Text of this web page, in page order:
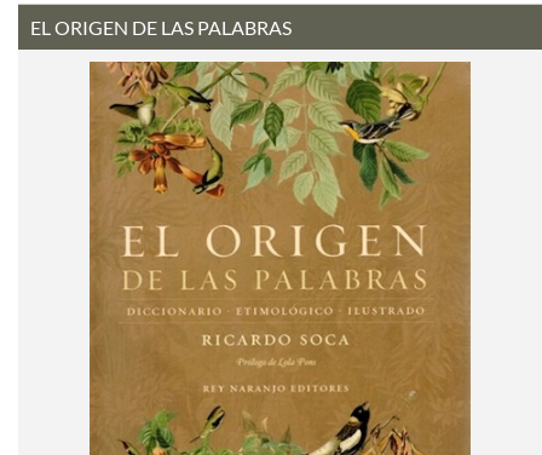
EL ORIGEN DE LAS PALABRAS